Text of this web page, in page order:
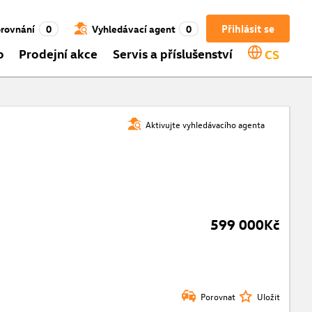
Přihlásit se
0 Vyhledávací agent 0
Prodejní akce Servis a příslušenství CS
Aktivujte vyhledávacího agenta
599 000Kč
Porovnat Uložit